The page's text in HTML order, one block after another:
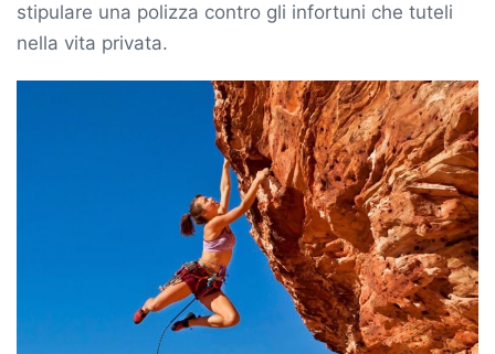
stipulare una polizza contro gli infortuni che tuteli
nella vita privata.